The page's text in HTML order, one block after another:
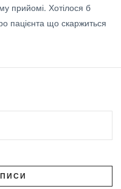
прийомі. Хотілося б
пацієнта що скаржиться